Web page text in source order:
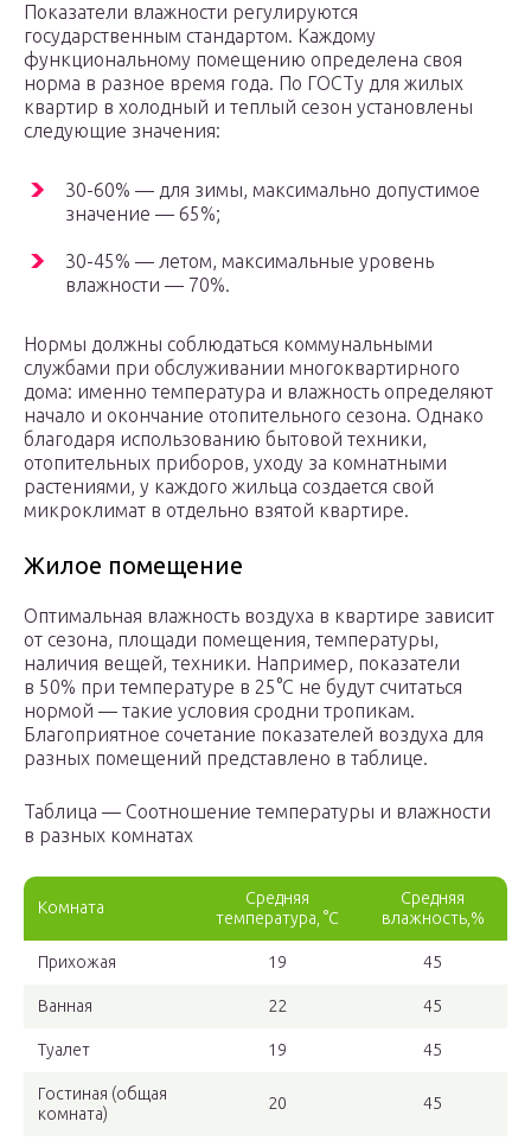
Показатели влажности регулируются
государственным стандартом. Каждому
функциональному помещению определена своя
норма в разное время года. По ГОСТу для жилых
квартир в холодный и теплый сезон установлены
следующие значения:
30-60% — для зимы, максимально допустимое
значение — 65%;
30-45% — летом, максимальные уровень
влажности — 70%.
Нормы должны соблюдаться коммунальными
службами при обслуживании многоквартирного
дома: именно температура и влажность определяют
начало и окончание отопительного сезона. Однако
благодаря использованию бытовой техники,
отопительных приборов, уходу за комнатными
растениями, у каждого жильца создается свой
микроклимат в отдельно взятой квартире.
Жилое помещение
Оптимальная влажность воздуха в квартире зависит
от сезона, площади помещения, температуры,
наличия вещей, техники. Например, показатели
в 50% при температуре в 25°С не будут считаться
нормой — такие условия сродни тропикам.
Благоприятное сочетание показателей воздуха для
разных помещений представлено в таблице.
Таблица — Соотношение температуры и влажности
в разных комнатах
Комната
Средняя
температура, °С
Средняя
влажность,%
Прихожая 19 45
Ванная 22 45
Туалет 19 45
Гостиная (общая
комната)
20 45